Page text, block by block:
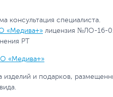
консультация специалиста.
«Медива+» лицензия №ЛО-16-
РТ
«Медива+»
и подарков,